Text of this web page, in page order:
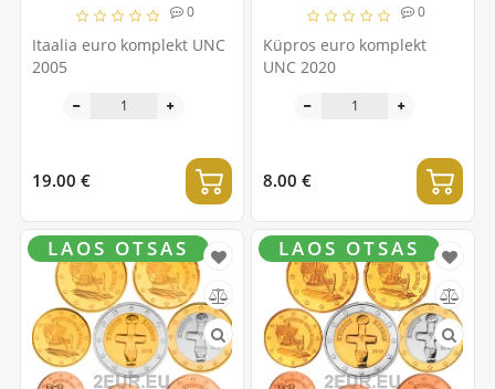
0
Itaalia euro komplekt UNC
2005
19.00 €
0
Küpros euro komplekt
UNC 2020
8.00 €
LAOS OTSAS LAOS OTSAS